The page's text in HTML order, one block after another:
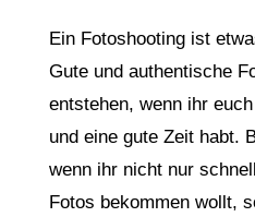
Ein Fotoshooting ist
Gute und authentische
entstehen, wenn ihr
und eine gute Zeit habt.
wenn ihr nicht nur
Fotos bekommen wollt,